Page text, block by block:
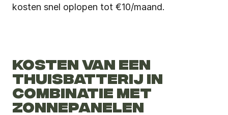
kosten snel oplopen tot €10/maand.
KOSTEN VAN EEN
THUISBATTERIJ IN
COMBINATIE MET
ZONNEPANELEN